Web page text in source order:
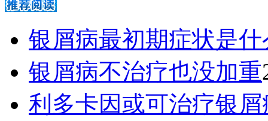
银屑病最初期症状是什
银屑病不治疗也没加重
利多卡因或可治疗银屑